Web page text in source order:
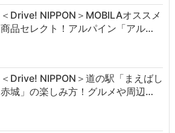
＜Drive! NIPPON＞MOBILAオススメ
商品セレクト！アルパイン「アル…
＜Drive! NIPPON＞道の駅「まえばし
赤城」の楽しみ方！グルメや周辺…